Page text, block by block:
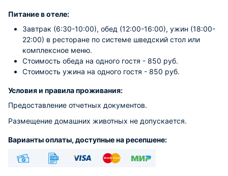
Питание в отеле:
Завтрак (6:30-10:00), обед (12:00-16:00), ужин (18:00-
22:00) в ресторане по системе шведский стол или
комплексное меню.
Стоимость обеда на одного гостя - 850 руб.
Стоимость ужина на одного гостя - 850 руб.
Условия и правила проживания:
Предоставление отчетных документов.
Размещение домашних животных не допускается.
Варианты оплаты, доступные на ресепшене: